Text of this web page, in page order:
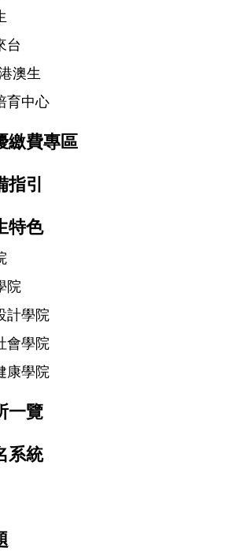
台
澳生
育中心
繳費專區
指引
特色
院
計學院
會學院
康學院
一覽
系統